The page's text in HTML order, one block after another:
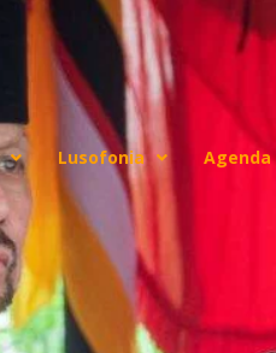
Lusofonia Agenda